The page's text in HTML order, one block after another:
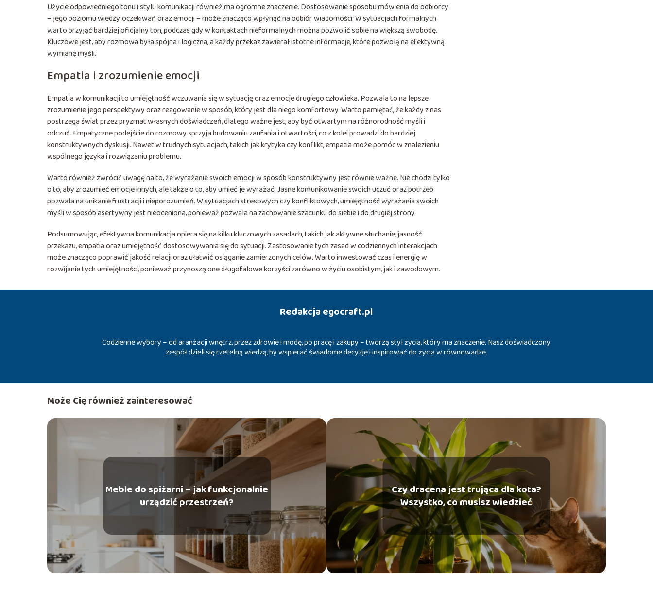
Użycie odpowiedniego tonu i stylu komunikacji również ma ogromne znaczenie. Dostosowanie sposobu mówienia do odbiorcy
– jego poziomu wiedzy, oczekiwań oraz emocji – może znacząco wpłynąć na odbiór wiadomości. W sytuacjach formalnych
warto przyjąć bardziej oficjalny ton, podczas gdy w kontaktach nieformalnych można pozwolić sobie na większą swobodę.
Kluczowe jest, aby rozmowa była spójna i logiczna, a każdy przekaz zawierał istotne informacje, które pozwolą na efektywną
wymianę myśli.
Empatia i zrozumienie emocji
Empatia w komunikacji to umiejętność wczuwania się w sytuację oraz emocje drugiego człowieka. Pozwala to na lepsze
zrozumienie jego perspektywy oraz reagowanie w sposób, który jest dla niego komfortowy. Warto pamiętać, że każdy z nas
postrzega świat przez pryzmat własnych doświadczeń, dlatego ważne jest, aby być otwartym na różnorodność myśli i
odczuć. Empatyczne podejście do rozmowy sprzyja budowaniu zaufania i otwartości, co z kolei prowadzi do bardziej
konstruktywnych dyskusji. Nawet w trudnych sytuacjach, takich jak krytyka czy konflikt, empatia może pomóc w znalezieniu
wspólnego języka i rozwiązaniu problemu.
Warto również zwrócić uwagę na to, że wyrażanie swoich emocji w sposób konstruktywny jest równie ważne. Nie chodzi tylko
o to, aby zrozumieć emocje innych, ale także o to, aby umieć je wyrażać. Jasne komunikowanie swoich uczuć oraz potrzeb
pozwala na unikanie frustracji i nieporozumień. W sytuacjach stresowych czy konfliktowych, umiejętność wyrażania swoich
myśli w sposób asertywny jest nieoceniona, ponieważ pozwala na zachowanie szacunku do siebie i do drugiej strony.
Podsumowując, efektywna komunikacja opiera się na kilku kluczowych zasadach, takich jak aktywne słuchanie, jasność
przekazu, empatia oraz umiejętność dostosowywania się do sytuacji. Zastosowanie tych zasad w codziennych interakcjach
może znacząco poprawić jakość relacji oraz ułatwić osiąganie zamierzonych celów. Warto inwestować czas i energię w
rozwijanie tych umiejętności, ponieważ przynoszą one długofalowe korzyści zarówno w życiu osobistym, jak i zawodowym.
Redakcja egocraft.pl
Codzienne wybory – od aranżacji wnętrz, przez zdrowie i modę, po pracę i zakupy – tworzą styl życia, który ma znaczenie. Nasz doświadczony
zespół dzieli się rzetelną wiedzą, by wspierać świadome decyzje i inspirować do życia w równowadze.
Może Cię również zainteresować
Meble do spiżarni – jak funkcjonalnie
urządzić przestrzeń?
Czy dracena jest trująca dla kota?
Wszystko, co musisz wiedzieć